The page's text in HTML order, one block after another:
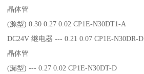
晶体管
(源型) 0.30 0.27 0.02 CP1E-N30DT1-A
DC24V 继电器 --- 0.21 0.07 CP1E-N30DR-D
晶体管
(漏型) --- 0.27 0.02 CP1E-N30DT-D